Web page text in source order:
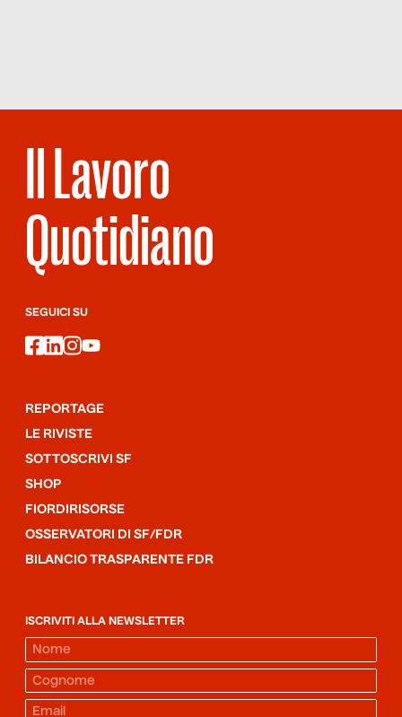
Il Lavoro
Quotidiano
SEGUICI SU
facebook
linkedin
instagram
youtube
REPORTAGE
LE RIVISTE
SOTTOSCRIVI SF
SHOP
FIORDIRISORSE
OSSERVATORI DI SF/FDR
BILANCIO TRASPARENTE FDR
ISCRIVITI ALLA NEWSLETTER